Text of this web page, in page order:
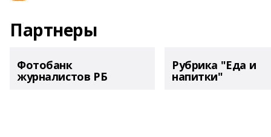
Партнеры
Фотобанк
журналистов РБ
Рубрика "Еда и
напитки"